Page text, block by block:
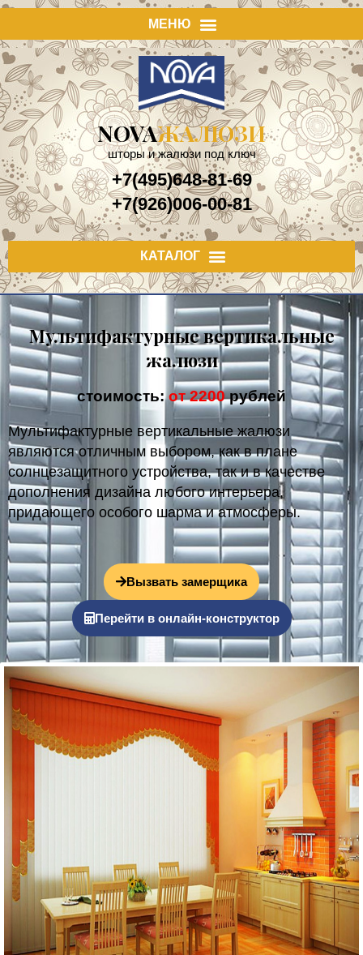
NOVAЖАЛЮЗИ
шторы и жалюзи под ключ
+7(495)648-81-69
+7(926)006-00-81
Мультифактурные вертикальные
жалюзи
стоимость:от 2200рублей
Мультифактурные вертикальные жалюзи
являются отличным выбором, как в плане
солнцезащитного устройства, так и в качестве
дополнения дизайна любого интерьера,
придающего особого шарма и атмосферы.
Вызвать замерщика
Перейти в онлайн-конструктор